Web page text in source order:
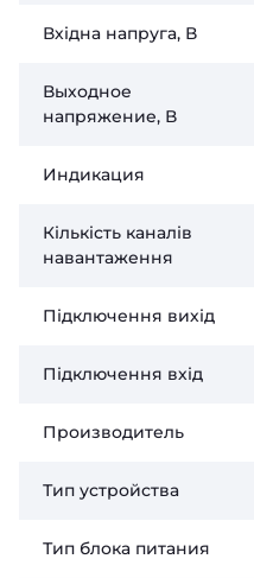
Вхідна напруга, В
Выходное
напряжение, В
Индикация
Кількість каналів
навантаження
Підключення вихід
Підключення вхід
Производитель
Тип устройства
Тип блока питания